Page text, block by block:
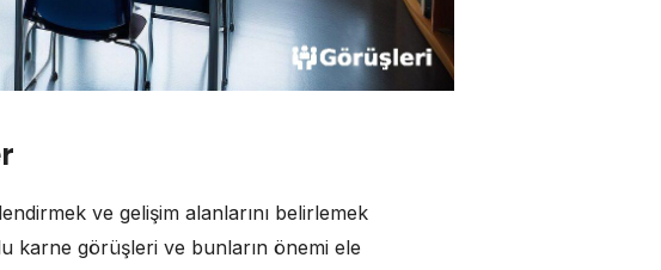
ve gelişim alanlarını belirlemek
karne görüşleri ve bunların önemi ele